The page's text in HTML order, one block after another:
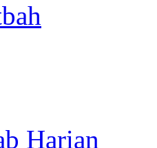
Harian